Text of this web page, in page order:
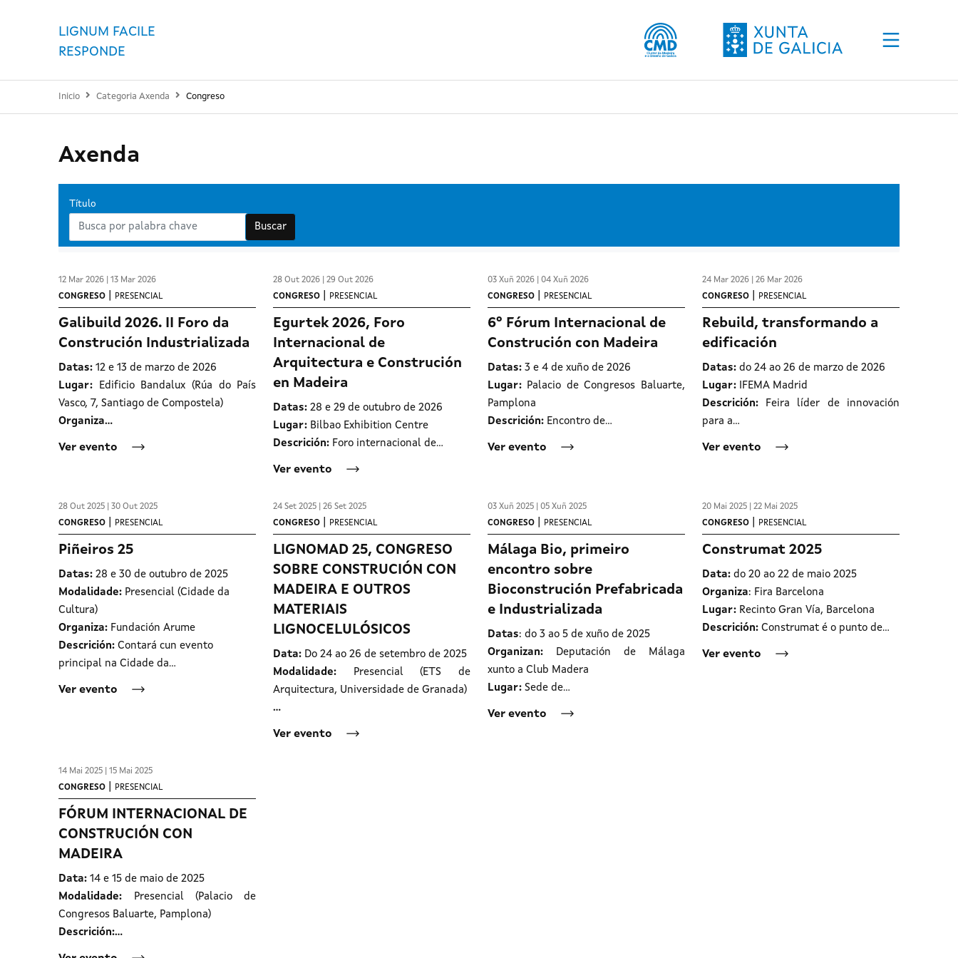
LIGNUM FACILE
RESPONDE
Inicio Categoria Axenda Congreso
Axenda
Título
Buscar
12 Mar 2026 | 13 Mar 2026
CONGRESO
PRESENCIAL
Galibuild 2026. II Foro da
Construción Industrializada
Datas: 12 e 13 de marzo de 2026
Lugar: Edificio Bandalux (Rúa do País
Vasco, 7, Santiago de Compostela)
Organiza…
Ver evento
28 Out 2026 | 29 Out 2026
CONGRESO
PRESENCIAL
Egurtek 2026, Foro
Internacional de
Arquitectura e Construción
en Madeira
Datas:28 e 29 de outubro de 2026
Lugar: Bilbao Exhibition Centre
Descrición: Foro internacional de…
Ver evento
03 Xuñ 2026 | 04 Xuñ 2026
CONGRESO| PRESENCIAL
6º Fórum Internacional de
Construción con Madeira
Datas:3 e 4 de xuño de 2026
Lugar: Palacio de Congresos Baluarte,
Pamplona
Descrición: Encontro de…
Ver evento
24 Mar 2026 | 26 Mar 2026
CONGRESO| PRESENCIAL
Rebuild, transformando a
edificación
Datas: do 24 ao 26 de marzo de 2026
Lugar:
IFEMA Madrid
Descrición:
Feira líder de innovación
para a…
Ver evento
28 Out 2025 | 30 Out 2025
CONGRESO
PRESENCIAL
Piñeiros 25
Datas:28 e 30 de outubro de 2025
Modalidade: Presencial (Cidade da
Cultura)
Organiza: Fundación Arume
Descrición:Contará cun evento
principal na Cidade da…
Ver evento
24 Set 2025 | 26 Set 2025
CONGRESO
PRESENCIAL
LIGNOMAD 25, CONGRESO
SOBRE CONSTRUCIÓN CON
MADEIRA E OUTROS
MATERIAIS
LIGNOCELULÓSICOS
Data: Do 24 ao 26 de setembro de 2025
Modalidade:
Presencial (ETS de
Arquitectura, Universidade de Granada)
…
Ver evento
03 Xuñ 2025 | 05 Xuñ 2025
CONGRESO| PRESENCIAL
Málaga Bio, primeiro
encontro sobre
Bioconstrución Prefabricada
e Industrializada
Datas: do 3 ao 5 de xuño de 2025
Organizan:
Deputación de Málaga
xunto a Club Madera
Lugar:Sede de…
Ver evento
20 Mai 2025 | 22 Mai 2025
CONGRESO| PRESENCIAL
Construmat 2025
Data: do 20 ao 22 de maio 2025
Organiza: Fira Barcelona
Lugar:Recinto Gran Vía, Barcelona
Descrición:Construmat é o punto de…
Ver evento
14 Mai 2025 | 15 Mai 2025
CONGRESO
PRESENCIAL
FÓRUM INTERNACIONAL DE
CONSTRUCIÓN CON
MADEIRA
Data:14 e 15 de maio de 2025
Modalidade:
Presencial (Palacio de
Congresos Baluarte, Pamplona)
Descrición:…